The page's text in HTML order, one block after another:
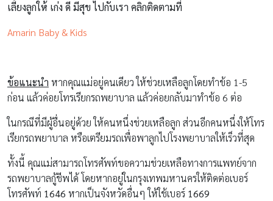
เลี้ยงลูกให้ เก่ง ดี มีสุข ไปกับเรา คลิกติดตามที่
Amarin Baby & Kids
ข้อแนะนำ หากคุณแม่อยู่คนเดียว ให้ช่วยเหลือลูกโดยทำข้อ 1-5
ก่อน แล้วค่อยโทรเรียกรถพยาบาล แล้วค่อยกลับมาทำข้อ 6 ต่อ
ในกรณีที่มีผู้อื่นอยู่ด้วย ให้คนหนึ่งช่วยเหลือลูก ส่วนอีกคนหนึ่งให้โทร
เรียกรถพยาบาล หรือเตรียมรถเพื่อพาลูกไปโรงพยาบาลให้เร็วที่สุด
ทั้งนี้ คุณแม่สามารถโทรศัพท์ขอความช่วยเหลือทางการแพทย์จาก
รถพยาบาลกู้ชีพได้ โดยหากอยู่ในกรุงเทพมหานครให้ติดต่อเบอร์
โทรศัพท์ 1646 หากเป็นจังหวัดอื่นๆ ให้ใช้เบอร์ 1669